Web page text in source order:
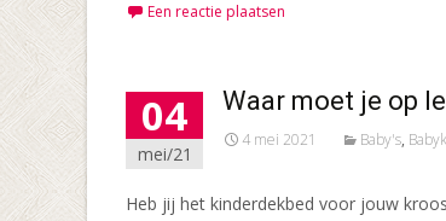
Een reactie plaatsen
04
mei/21
Waar moet je op
4 mei 2021 Baby's,
Heb jij het kinderdekbed voor jouw